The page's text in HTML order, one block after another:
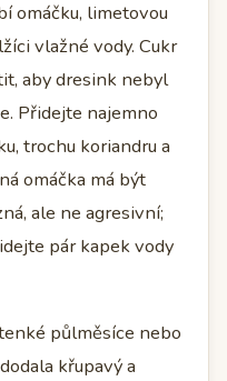
omáčku, limetovou
vlažné vody. Cukr
aby dresink nebyl
Přidejte najemno
trochu koriandru a
omáčka má být
ale ne agresivní;
pár kapek vody
půlměsíce nebo
křupavý a